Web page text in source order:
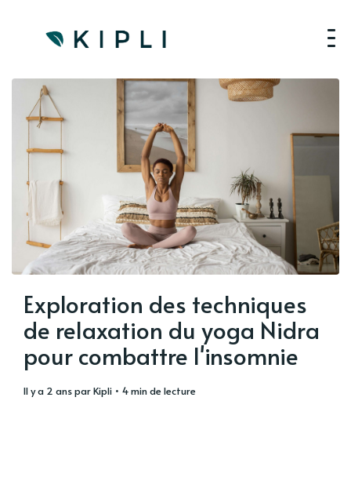
Exploration des techniques
de relaxation du yoga Nidra
pour combattre l'insomnie
il y a 2 ansparKipli • 4 min de lecture